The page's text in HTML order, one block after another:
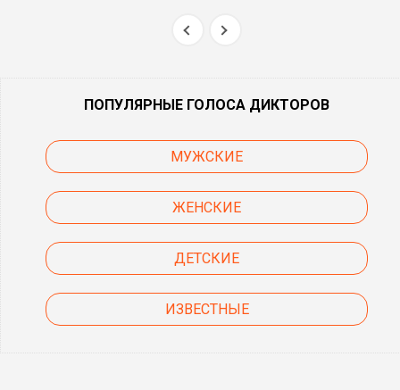
ПОПУЛЯРНЫЕ ГОЛОСА ДИКТОРОВ
МУЖСКИЕ
ЖЕНСКИЕ
ДЕТСКИЕ
ИЗВЕСТНЫЕ